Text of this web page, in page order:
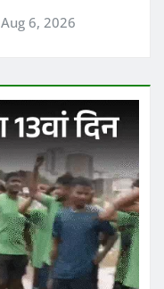
Aug 6, 2026